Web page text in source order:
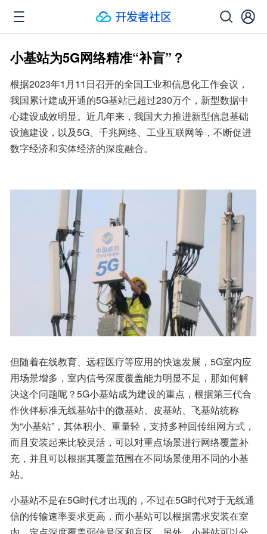
小基站为5G网络精准“补盲”？
根据2023年1月11日召开的全国工业和信息化工作会议，
我国累计建成开通的5G基站已超过230万个，新型数据中
心建设成效明显。近几年来，我国大力推进新型信息基础
设施建设，以及5G、千兆网络、工业互联网等，不断促进
数字经济和实体经济的深度融合。
但随着在线教育、远程医疗等应用的快速发展，5G室内应
用场景增多，室内信号深度覆盖能力明显不足，那如何解
决这个问题呢？5G小基站成为建设的重点，根据第三代合
作伙伴标准无线基站中的微基站、皮基站、飞基站统称
为“小基站”，其体积小、重量轻，支持多种回传组网方式，
而且安装起来比较灵活，可以对重点场景进行网络覆盖补
充，并且可以根据其覆盖范围在不同场景使用不同的小基
站。
小基站不是在5G时代才出现的，不过在5G时代对于无线通
信的传输速率要求更高，而小基站可以根据需求安装在室